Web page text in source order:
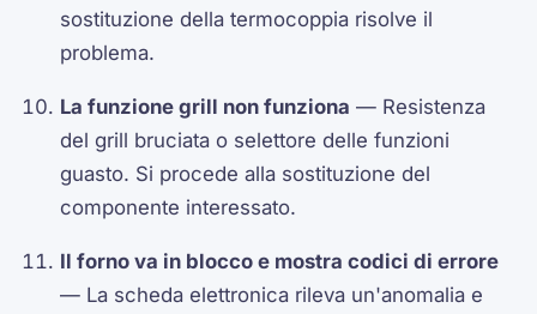
sostituzione della termocoppia risolve il
problema.
La funzione grill non funziona — Resistenza
del grill bruciata o selettore delle funzioni
guasto. Si procede alla sostituzione del
componente interessato.
Il forno va in blocco e mostra codici di errore
— La scheda elettronica rileva un'anomalia e